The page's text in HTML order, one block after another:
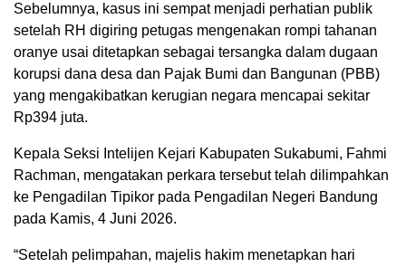
Sebelumnya, kasus ini sempat menjadi perhatian publik
setelah RH digiring petugas mengenakan rompi tahanan
oranye usai ditetapkan sebagai tersangka dalam dugaan
korupsi dana desa dan Pajak Bumi dan Bangunan (PBB)
yang mengakibatkan kerugian negara mencapai sekitar
Rp394 juta.
Kepala Seksi Intelijen Kejari Kabupaten Sukabumi, Fahmi
Rachman, mengatakan perkara tersebut telah dilimpahkan
ke Pengadilan Tipikor pada Pengadilan Negeri Bandung
pada Kamis, 4 Juni 2026.
“Setelah pelimpahan, majelis hakim menetapkan hari